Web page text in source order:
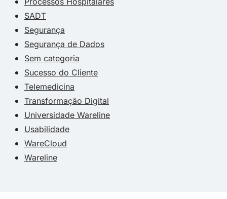
SADT
Segurança
Segurança de Dados
Sem categoria
Sucesso do Cliente
Telemedicina
Transformação Digital
Universidade Wareline
Usabilidade
WareCloud
Wareline